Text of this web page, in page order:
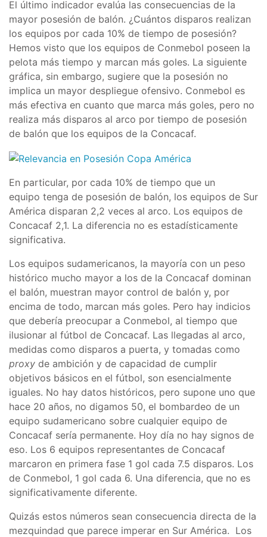
El último indicador evalúa las consecuencias de la
mayor posesión de balón. ¿Cuántos disparos realizan
los equipos por cada 10% de tiempo de posesión?
Hemos visto que los equipos de Conmebol poseen la
pelota más tiempo y marcan más goles. La siguiente
gráfica, sin embargo, sugiere que la posesión no
implica un mayor despliegue ofensivo. Conmebol es
más efectiva en cuanto que marca más goles, pero no
realiza más disparos al arco por tiempo de posesión
de balón que los equipos de la Concacaf.
En particular, por cada 10% de tiempo que un
equipo tenga de posesión de balón, los equipos de Sur
América disparan 2,2 veces al arco. Los equipos de
Concacaf 2,1. La diferencia no es estadísticamente
significativa.
Los equipos sudamericanos, la mayoría con un peso
histórico mucho mayor a los de la Concacaf dominan
el balón, muestran mayor control de balón y, por
encima de todo, marcan más goles. Pero hay indicios
que debería preocupar a Conmebol, al tiempo que
ilusionar al fútbol de Concacaf. Las llegadas al arco,
medidas como disparos a puerta, y tomadas como
proxy de ambición y de capacidad de cumplir
objetivos básicos en el fútbol, son esencialmente
iguales. No hay datos históricos, pero supone uno que
hace 20 años, no digamos 50, el bombardeo de un
equipo sudamericano sobre cualquier equipo de
Concacaf sería permanente. Hoy día no hay signos de
eso. Los 6 equipos representantes de Concacaf
marcaron en primera fase 1 gol cada 7.5 disparos. Los
de Conmebol, 1 gol cada 6. Una diferencia, que no es
significativamente diferente.
Quizás estos números sean consecuencia directa de la
mezquindad que parece imperar en Sur América. Los